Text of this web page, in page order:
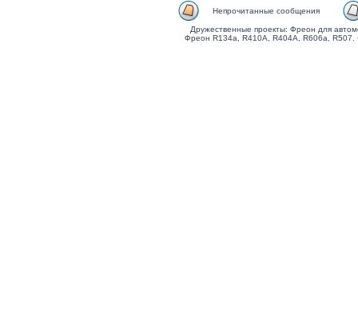
Непрочитанные сообщения
Дружественные проекты: Фреон для
Фреон R134a, R410A, R404A, R606a,